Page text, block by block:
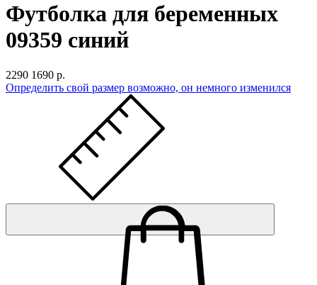
Футболка для беременных
09359 синий
2290 1690 р.
Определить свой размер возможно, он немного изменился